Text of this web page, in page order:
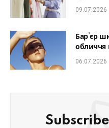
який
09.07.2026
Бар’єр
обличчя
06.07.2026